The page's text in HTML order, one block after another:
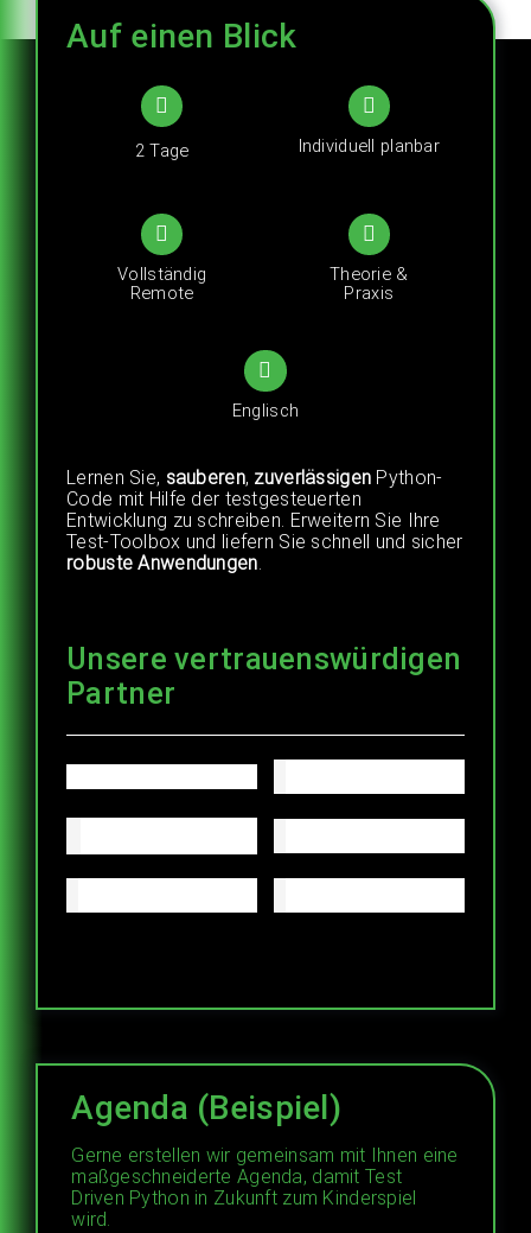
Auf einen Blick
2 Tage Individuell planbar
Vollständig
Remote
Theorie &
Praxis
Englisch
Lernen Sie, sauberen, zuverlässigen Python-
Code mit Hilfe der testgesteuerten
Entwicklung zu schreiben. Erweitern Sie Ihre
Test-Toolbox und liefern Sie schnell und sicher
robuste Anwendungen.
Unsere vertrauenswürdigen
Partner
Agenda (Beispiel)
Gerne erstellen wir gemeinsam mit Ihnen eine
maßgeschneiderte Agenda, damit Test
Driven Python in Zukunft zum Kinderspiel
wird.